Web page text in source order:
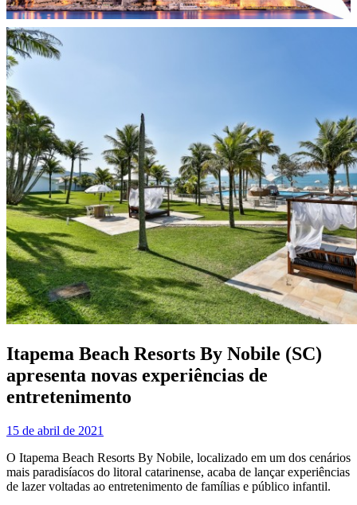
Itapema Beach Resorts By Nobile (SC)
apresenta novas experiências de
entretenimento
15 de abril de 2021
O Itapema Beach Resorts By Nobile, localizado em um dos cenários
mais paradisíacos do litoral catarinense, acaba de lançar experiências
de lazer voltadas ao entretenimento de famílias e público infantil.